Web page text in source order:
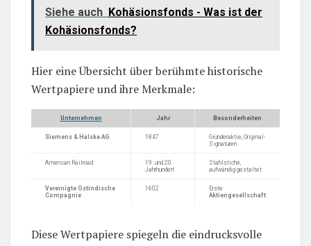
Siehe auch Kohäsionsfonds - Was ist der
Kohäsionsfonds?
Hier eine Übersicht über berühmte historische
Wertpapiere und ihre Merkmale:
Unternehmen Jahr Besonderheiten
Siemens & Halske AG 1847
Gründeraktie, Original-
Signaturen
American Railroad
19. und 20.
Jahrhundert
Stahlstiche,
aufwändig gestaltet
Vereinigte Ostindische
Compagnie
1602
Erste
Aktiengesellschaft
Diese Wertpapiere spiegeln die eindrucksvolle